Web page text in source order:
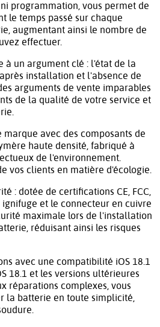
programmation, vous permet de
le temps passé sur chaque
augmentant ainsi le nombre de
effectuer.
à un argument clé : l'état de la
installation et l'absence de
arguments de vente imparables
de la qualité de votre service et
avec des composants de
haute densité, fabriqué à
de l'environnement.
vos clients en matière d'écologie.
: dotée de certifications CE, FCC,
ignifuge et le connecteur en cuivre
maximale lors de l'installation
réduisant ainsi les risques
avec une compatibilité iOS 18.1
18.1 et les versions ultérieures
réparations complexes, vous
la batterie en toute simplicité,